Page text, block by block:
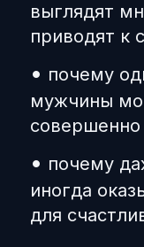
выглядят
приводят к
• почему
мужчины
• почему
иногда
для